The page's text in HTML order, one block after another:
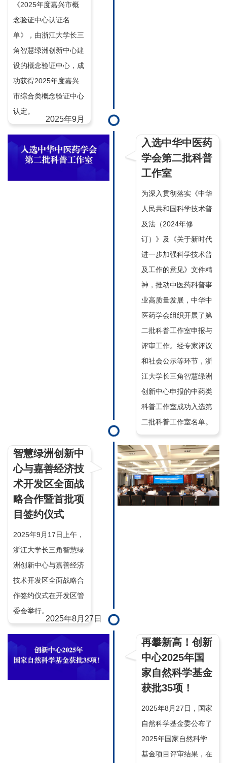
《2025年度嘉兴市概
念验证中心认证名
单》，由浙江大学长三
角智慧绿洲创新中心建
设的概念验证中心，成
功获得2025年度嘉兴
市综合类概念验证中心
认定。
入选中华中医药
学会第二批科普
工作室
为深入贯彻落实《中华
人民共和国科学技术普
及法（2024年修
订）》及《关于新时代
进一步加强科学技术普
及工作的意见》文件精
神，推动中医药科普事
业高质量发展，中华中
医药学会组织开展了第
二批科普工作室申报与
评审工作。经专家评议
和社会公示等环节，浙
江大学长三角智慧绿洲
创新中心申报的中药类
科普工作室成功入选第
二批科普工作室名单。
2025年9月
智慧绿洲创新中
心与嘉善经济技
术开发区全面战
略合作暨首批项
目签约仪式
2025年9月17日上午，
浙江大学长三角智慧绿
洲创新中心与嘉善经济
技术开发区全面战略合
作签约仪式在开发区管
委会举行。
再攀新高！创新
中心2025年国
家自然科学基金
获批35项！
2025年8月27日，国家
自然科学基金委公布了
2025年国家自然科学
基金项目评审结果，在
2025年8月27日